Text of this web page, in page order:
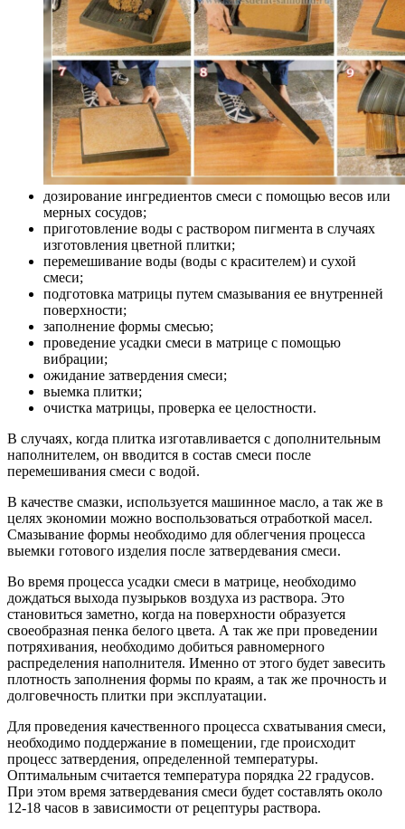
дозирование ингредиентов смеси с помощью весов или
мерных сосудов;
приготовление воды с раствором пигмента в случаях
изготовления цветной плитки;
перемешивание воды (воды с красителем) и сухой
смеси;
подготовка матрицы путем смазывания ее внутренней
поверхности;
заполнение формы смесью;
проведение усадки смеси в матрице с помощью
вибрации;
ожидание затвердения смеси;
выемка плитки;
очистка матрицы, проверка ее целостности.
В случаях, когда плитка изготавливается с дополнительным
наполнителем, он вводится в состав смеси после
перемешивания смеси с водой.
В качестве смазки, используется машинное масло, а так же в
целях экономии можно воспользоваться отработкой масел.
Смазывание формы необходимо для облегчения процесса
выемки готового изделия после затвердевания смеси.
Во время процесса усадки смеси в матрице, необходимо
дождаться выхода пузырьков воздуха из раствора. Это
становиться заметно, когда на поверхности образуется
своеобразная пенка белого цвета. А так же при проведении
потряхивания, необходимо добиться равномерного
распределения наполнителя. Именно от этого будет завесить
плотность заполнения формы по краям, а так же прочность и
долговечность плитки при эксплуатации.
Для проведения качественного процесса схватывания смеси,
необходимо поддержание в помещении, где происходит
процесс затвердения, определенной температуры.
Оптимальным считается температура порядка 22 градусов.
При этом время затвердевания смеси будет составлять около
12-18 часов в зависимости от рецептуры раствора.